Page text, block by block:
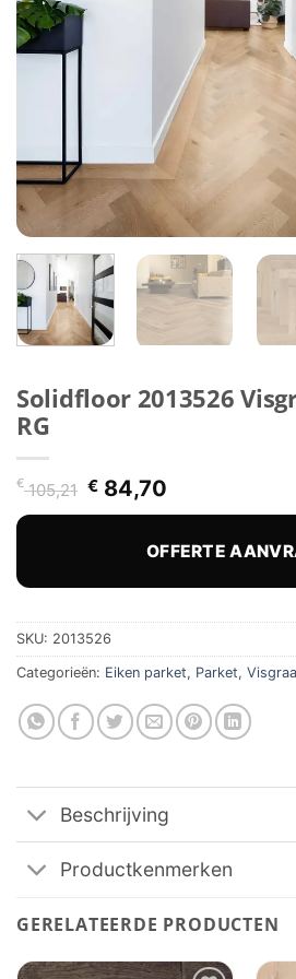
Solidfloor 2013526
RG
€105,21 Oorspronkelijke
prijs
€ 105,21.
€84,70Huidige
prijs
€ 84,70.
OFFERTE
SKU: 2013526
Categorieën: Eiken parket, Parket,
Beschrijving
Productkenmerken
GERELATEERDE PRODUCTEN